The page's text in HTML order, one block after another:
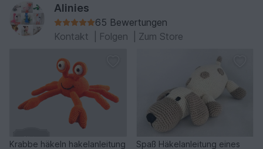
Alinies
65 Bewertungen
Kontakt
Folgen Zum Store
Krabbe häkeln hakelanleitung Spaß Häkelanleitung eines